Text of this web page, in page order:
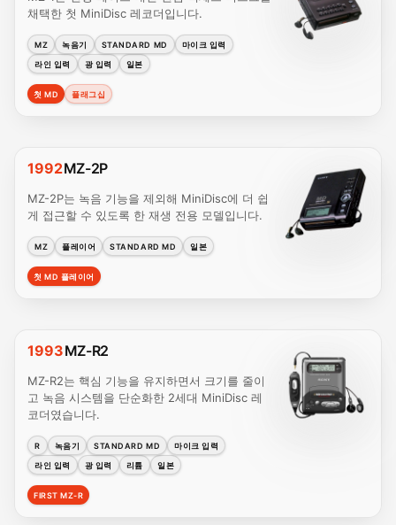
채택한 첫 MiniDisc 레코더입니다.
MZ 녹음기 STANDARD MD
마이크 입력
라인 입력
광 입력 일본
첫 MD 플래그십
1992MZ-2P
MZ-2P는 녹음 기능을 제외해 MiniDisc에 더 쉽
게 접근할 수 있도록 한 재생 전용 모델입니다.
MZ 플레이어 STANDARD MD 일본
첫 MD 플레이어
1993MZ-R2
MZ-R2는 핵심 기능을 유지하면서 크기를 줄이
고 녹음 시스템을 단순화한 2세대 MiniDisc 레
코더였습니다.
R 녹음기 STANDARD MD
마이크 입력
라인 입력
광 입력 리튬 일본
FIRST MZ-R